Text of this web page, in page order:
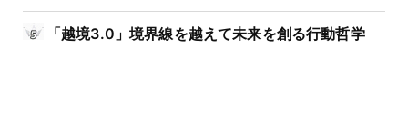
「越境3.0」境界線を越えて未来を創る行動哲学